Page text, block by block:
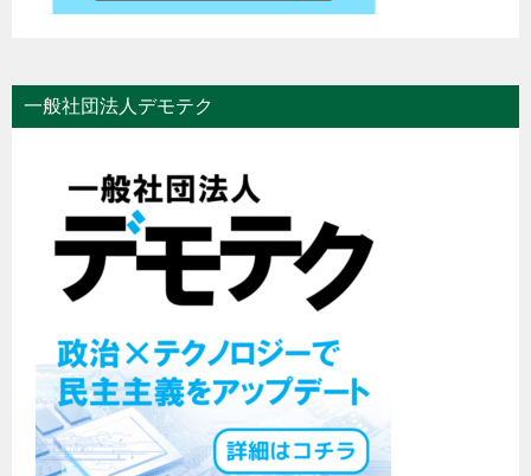
一般社団法人デモテク